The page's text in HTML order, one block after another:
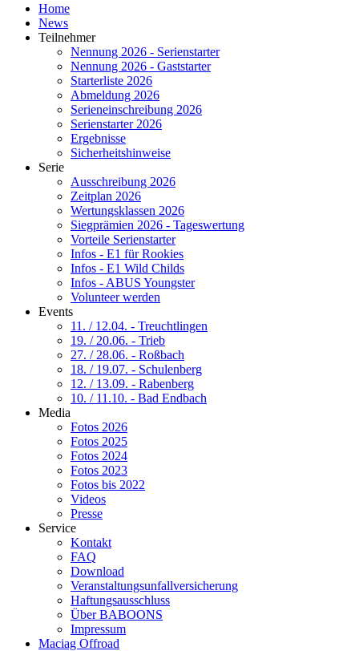
Home
News
Teilnehmer
Nennung 2026 - Serienstarter
Nennung 2026 - Gaststarter
Starterliste 2026
Abmeldung 2026
Serieneinschreibung 2026
Serienstarter 2026
Ergebnisse
Sicherheitshinweise
Serie
Ausschreibung 2026
Zeitplan 2026
Wertungsklassen 2026
Siegprämien 2026 - Tageswertung
Vorteile Serienstarter
Infos - E1 für Rookies
Infos - E1 Wild Childs
Infos - ABUS Youngster
Volunteer werden
Events
11. / 12.04. - Treuchtlingen
19. / 20.06. - Trieb
27. / 28.06. - Roßbach
18. / 19.07. - Schulenberg
12. / 13.09. - Rabenberg
10. / 11.10. - Bad Endbach
Media
Fotos 2026
Fotos 2025
Fotos 2024
Fotos 2023
Fotos bis 2022
Videos
Presse
Service
Kontakt
FAQ
Download
Veranstaltungsunfallversicherung
Haftungsausschluss
Über BABOONS
Impressum
Maciag Offroad